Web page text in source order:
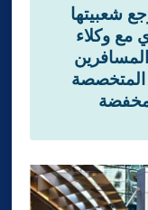
شعبيتها
مع وكلاء
المتخصصة